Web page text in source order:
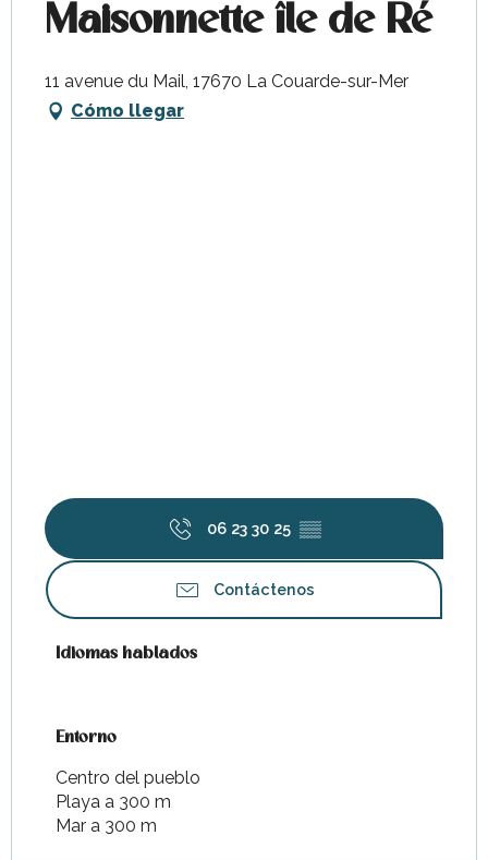
Maisonnette île de Ré
11 avenue du Mail, 17670 La Couarde-sur-Mer
Cómo llegar
06 23 30 25 ▒▒
Contáctenos
Idiomas hablados
Idiomas hablados
Entorno
Entorno
Centro del pueblo
Playa a 300 m
Mar a 300 m